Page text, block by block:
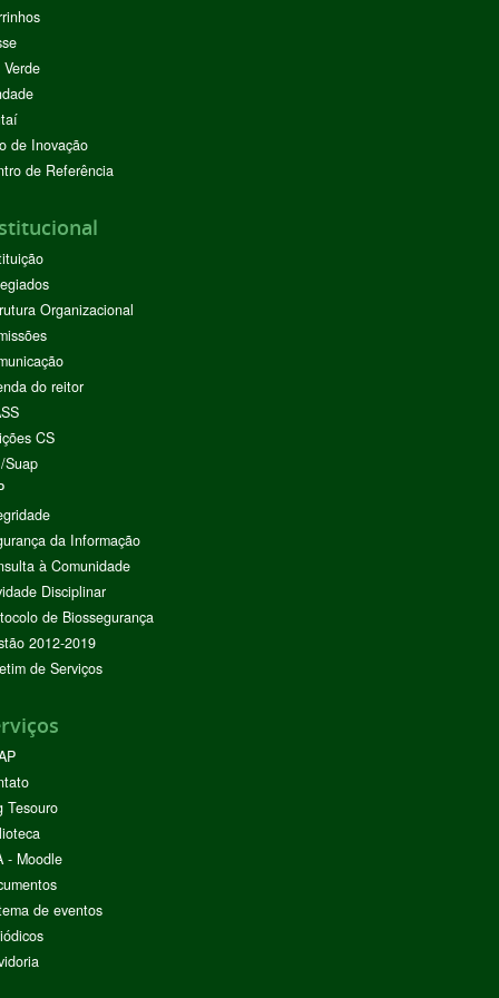
de Inovação
de Referência
Organizacional
do reitor
CS
Suap
da Informação
à Comunidade
Disciplinar
de Biossegurança
2012-2019
de Serviços
Tesouro
- Moodle
de eventos